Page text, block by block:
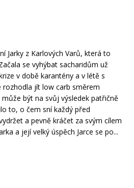
Jarky z Karlových Varů, která to
se vyhýbat sacharidům už
v době karantény a v létě s
rozhodla jít low carb směrem
být na svůj výsledek patřičně
to, o čem sní každý před
a pevně kráčet za svým cílem
a její velký úspěch Jarce se po...